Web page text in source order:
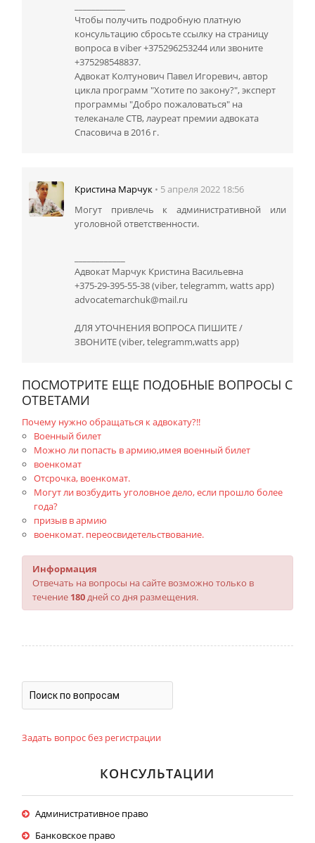
Чтобы получить подробную платную
консультацию сбросьте ссылку на страницу
вопроса в viber +375296253244 или звоните
+375298548837.
Адвокат Колтунович Павел Игоревич, автор
цикла программ "Хотите по закону?", эксперт
программы "Добро пожаловаться" на
телеканале СТВ, лауреат премии адвоката
Спасовича в 2016 г.
Кристина Марчук • 5 апреля 2022 18:56
Могут привлечь к административной или
уголовной ответственности.
Адвокат Марчук Кристина Васильевна
+375-29-395-55-38 (viber, telegramm, watts app)
advocatemarchuk@mail.ru
ДЛЯ УТОЧНЕНИЯ ВОПРОСА ПИШИТЕ /
ЗВОНИТЕ (viber, telegramm,watts app)
ПОСМОТРИТЕ ЕЩЕ ПОДОБНЫЕ ВОПРОСЫ С
ОТВЕТАМИ
Почему нужно обращаться к адвокату?!!
Военный билет
Можно ли попасть в армию,имея военный билет
военкомат
Отсрочка, военкомат.
Могут ли возбудить уголовное дело, если прошло более
года?
призыв в армию
военкомат. переосвидетельствование.
Информация
Отвечать на вопросы на сайте возможно только в
течение 180дней со дня размещения.
Задать вопрос без регистрации
КОНСУЛЬТАЦИИ
Административное право
Банковское право